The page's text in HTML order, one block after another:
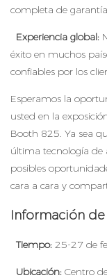
completa de
Experiencia global:
éxito en muchos
confiables por los
Esperamos la
usted en la
Booth 825. Ya sea
última tecnología de
posibles
cara a cara y
Información
Tiempo: 25-27 de
Ubicación: Centro